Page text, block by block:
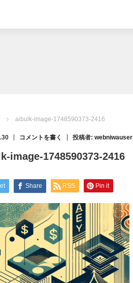
aibulk-image-1748590373-2416
コメントを書く 投稿者: webniwauser
image-1748590373-2416
Share RSS Pin it